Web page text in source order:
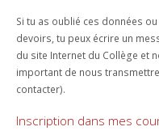
Si tu as oublié ces données
devoirs, tu peux écrire un
du site Internet du Collège et
important de nous
contacter).
Inscription dans mes